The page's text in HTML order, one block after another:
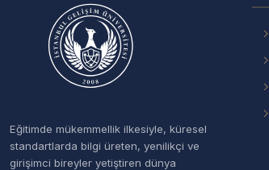
Eğitimde mükemmellik ilkesiyle, küresel
standartlarda bilgi üreten, yenilikçi ve
girişimci bireyler yetiştiren dünya